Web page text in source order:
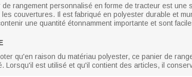
de rangement personnalisé en forme de tracteur est
les couvertures. Il est fabriqué en polyester durable et
une quantité étonnamment importante et sont
qu'en raison du matériau polyester, ce panier de
Lorsqu'il est utilisé et qu'il contient des articles, il